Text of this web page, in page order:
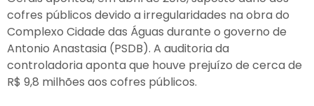
cofres públicos devido a irregularidades na obra do
Complexo Cidade das Águas durante o governo de
Antonio Anastasia (PSDB). A auditoria da
controladoria aponta que houve prejuízo de cerca de
R$ 9,8 milhões aos cofres públicos.